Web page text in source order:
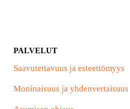
PALVELUT
Saavutettavuus ja esteettömyys
Moninaisuus ja yhdenvertaisuus